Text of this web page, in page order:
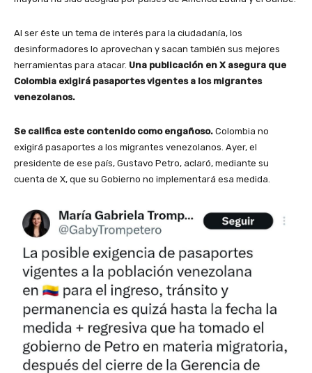
Al ser éste un tema de interés para la ciudadanía, los
desinformadores lo aprovechan y sacan también sus mejores
herramientas para atacar. Una publicación en X asegura que
Colombia exigirá pasaportes vigentes a los migrantes
venezolanos.
Se califica este contenido como engañoso. Colombia no
exigirá pasaportes a los migrantes venezolanos. Ayer, el
presidente de ese país, Gustavo Petro, aclaró, mediante su
cuenta de X, que su Gobierno no implementará esa medida.